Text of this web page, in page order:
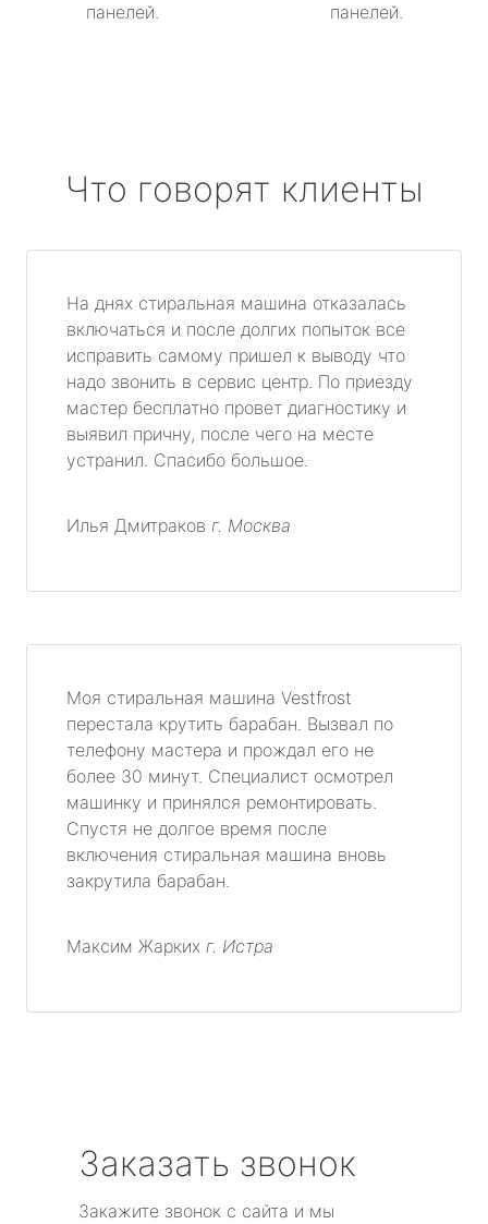
панелей.
панелей.
Что говорят клиенты
На днях стиральная машина отказалась
включаться и после долгих попыток все
исправить самому пришел к выводу что
надо звонить в сервис центр. По приезду
мастер бесплатно провет диагностику и
выявил причну, после чего на месте
устранил. Спасибо большое.
Илья Дмитраков г. Москва
Моя стиральная машина Vestfrost
перестала крутить барабан. Вызвал по
телефону мастера и прождал его не
более 30 минут. Специалист осмотрел
машинку и принялся ремонтировать.
Спустя не долгое время после
включения стиральная машина вновь
закрутила барабан.
Максим Жарких г. Истра
Заказать звонок
Закажите звонок с сайта и мы